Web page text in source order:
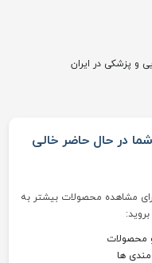
و پزشکی در ایران
در حال حاضر خالی
مشاهده محصولات بیشتر به
محصولات
ها